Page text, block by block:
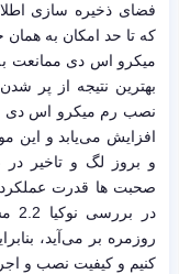
فضای ذخیره سازی
که تا حد امکان به
میکرو اس دی ممانعت
بهترین نتیجه از پر
نصب رم میکرو اس دی
افزایش می‌یابد و این
و بروز لگ و تاخیر
در
روزمره بر می‌آید،